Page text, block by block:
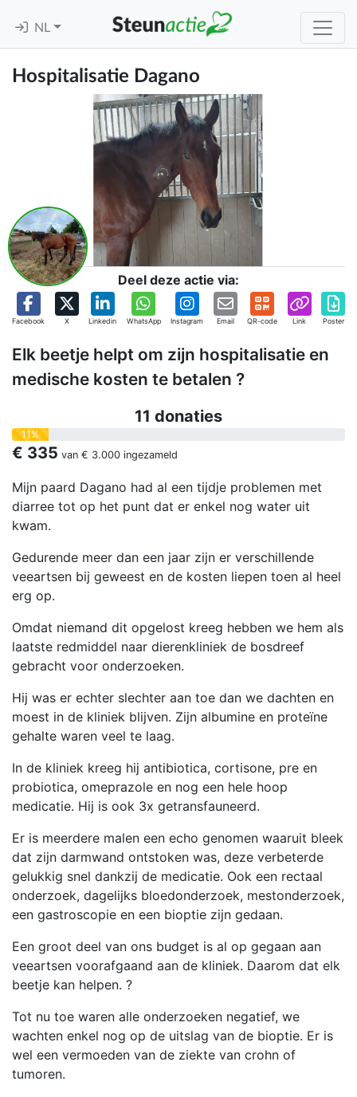
NL
Hospitalisatie Dagano
Deel deze actie via:
Facebook X Linkedin WhatsApp Instagram Email QR-code Link Poster
Elk beetje helpt om zijn hospitalisatie en
medische kosten te betalen ?
11 donaties
11%
€ 335 van € 3.000 ingezameld
Mijn paard Dagano had al een tijdje problemen met
diarree tot op het punt dat er enkel nog water uit
kwam.
Gedurende meer dan een jaar zijn er verschillende
veeartsen bij geweest en de kosten liepen toen al heel
erg op.
Omdat niemand dit opgelost kreeg hebben we hem als
laatste redmiddel naar dierenkliniek de bosdreef
gebracht voor onderzoeken.
Hij was er echter slechter aan toe dan we dachten en
moest in de kliniek blijven. Zijn albumine en proteïne
gehalte waren veel te laag.
In de kliniek kreeg hij antibiotica, cortisone, pre en
probiotica, omeprazole en nog een hele hoop
medicatie. Hij is ook 3x getransfauneerd.
Er is meerdere malen een echo genomen waaruit bleek
dat zijn darmwand ontstoken was, deze verbeterde
gelukkig snel dankzij de medicatie. Ook een rectaal
onderzoek, dagelijks bloedonderzoek, mestonderzoek,
een gastroscopie en een bioptie zijn gedaan.
Een groot deel van ons budget is al op gegaan aan
veeartsen voorafgaand aan de kliniek. Daarom dat elk
beetje kan helpen. ?
Tot nu toe waren alle onderzoeken negatief, we
wachten enkel nog op de uitslag van de bioptie. Er is
wel een vermoeden van de ziekte van crohn of
tumoren.